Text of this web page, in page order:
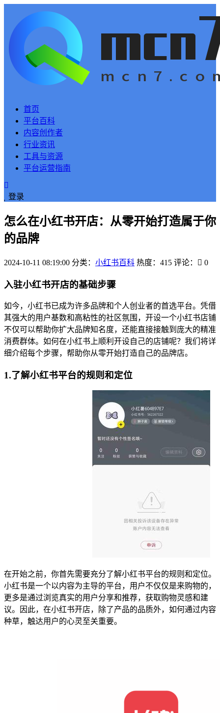
首页
平台百科
内容创作者
行业资讯
工具与资源
平台运营指南
登录
怎么在小红书开店：从零开始打造属于你
的品牌
2024-10-11 08:19:00 分类： 小红书百科 热度：415 评论： 0
入驻小红书开店的基础步骤
如今，小红书已成为许多品牌和个人创业者的首选平台。凭借
其强大的用户基数和高粘性的社区氛围，开设一个小红书店铺
不仅可以帮助你扩大品牌知名度，还能直接接触到庞大的精准
消费群体。如何在小红书上顺利开设自己的店铺呢？我们将详
细介绍每个步骤，帮助你从零开始打造自己的品牌店。
1.了解小红书平台的规则和定位
在开始之前，你首先需要充分了解小红书平台的规则和定位。
小红书是一个以内容为主导的平台，用户不仅仅是来购物的，
更多是通过浏览真实的用户分享和推荐，获取购物灵感和建
议。因此，在小红书开店，除了产品的品质外，如何通过内容
种草，触达用户的心灵至关重要。